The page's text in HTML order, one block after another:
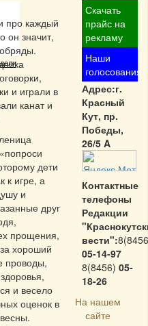
про каждый
он значит,
и играли в
канат и
дети
к игре, а
и
друг
прощения,
хороший
проводы,
и весело
оценок в
Скачать
прайс на
рекламу
Наши
голосования
Адрес:г.
Красный
Кут, пр.
Победы,
26/5 A
Контактные
телефоны
Редакции
вести":
05-14-97
8(8456) 05-
18-26
На нашем
сайте